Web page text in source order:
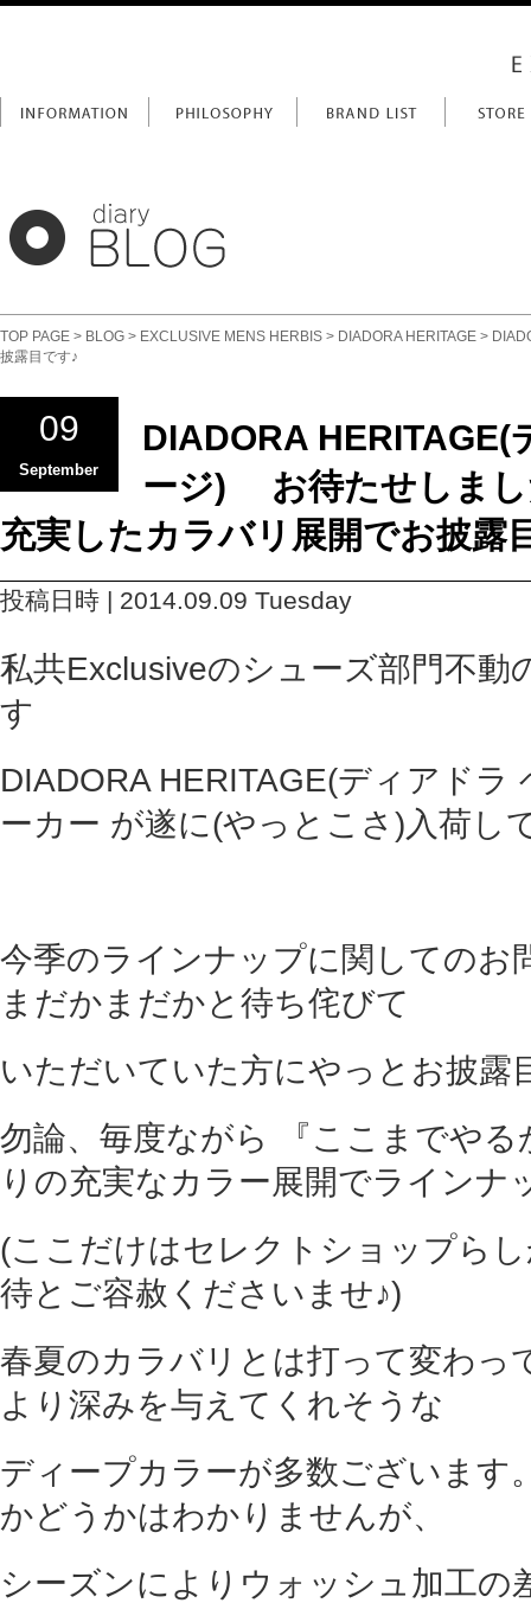
TOP PAGE > BLOG > EXCLUSIVE MENS HERBIS > DIADORA HERITAGE >
披露目です♪
09
September
DIADORA HERITAGE(
ージ) お待たせしまし
充実したカラバリ展開でお披露
投稿日時 | 2014.09.09 Tuesday
私共Exclusiveのシューズ部門不動
す
DIADORA HERITAGE(ディアドラ
ーカー が遂に(やっとこさ)入荷し
今季のラインナップに関してのお
まだかまだかと待ち侘びて
いただいていた方にやっとお披露
勿論、毎度ながら 『ここまでや
りの充実なカラー展開でラインナ
(ここだけはセレクトショップら
待とご容赦くださいませ♪)
春夏のカラバリとは打って変わっ
より深みを与えてくれそうな
ディープカラーが多数ございます
かどうかはわかりませんが、
シーズンによりウォッシュ加工の